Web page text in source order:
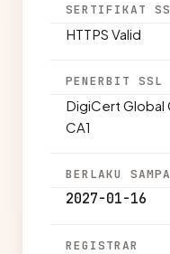
SERTIFIKAT
HTTPS Valid
PENERBIT SSL
DigiCert Global
CA1
BERLAKU
2027-01-16
REGISTRAR